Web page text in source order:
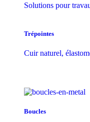
Solutions pour
Trépointes
Cuir naturel,
Boucles